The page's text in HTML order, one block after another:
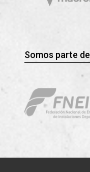
Somos parte de